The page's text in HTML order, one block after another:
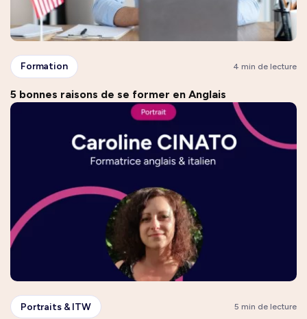
Formation 4 min de lecture
5 bonnes raisons de se former en Anglais
Portraits & ITW 5 min de lecture